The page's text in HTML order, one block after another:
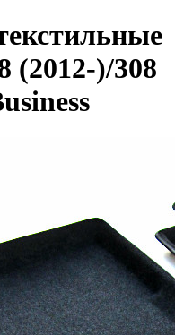
(2012-)/308